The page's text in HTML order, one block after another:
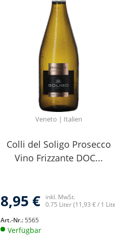
Veneto | Italien
Colli del Soligo Prosecco
Vino Frizzante DOC...
8,95 €
inkl. MwSt.
0.75 Liter(11,93 € / 1
Art.-Nr.:5565
Verfügbar